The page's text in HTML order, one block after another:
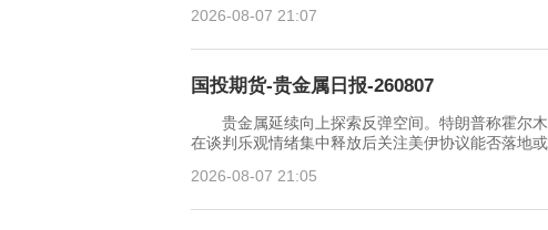
2026-08-07 21:07
国投期货-贵金属日报-260807
贵金属延续向上探索反弹空间。特朗普称霍尔木
在谈判乐观情绪集中释放后关注美伊协议能否落地
2026-08-07 21:05